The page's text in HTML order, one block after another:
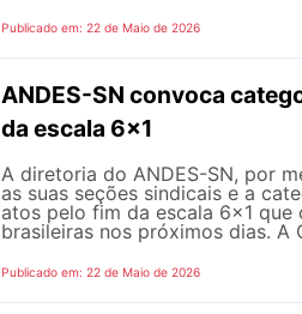
Publicado em: 22 de Maio de 2026
ANDES-SN convoca
da escala 6x1
A diretoria do ANDES-SN, por
as suas seções sindicais e a
atos pelo fim da escala 6x1
brasileiras nos próximos dias. A
Publicado em: 22 de Maio de 2026